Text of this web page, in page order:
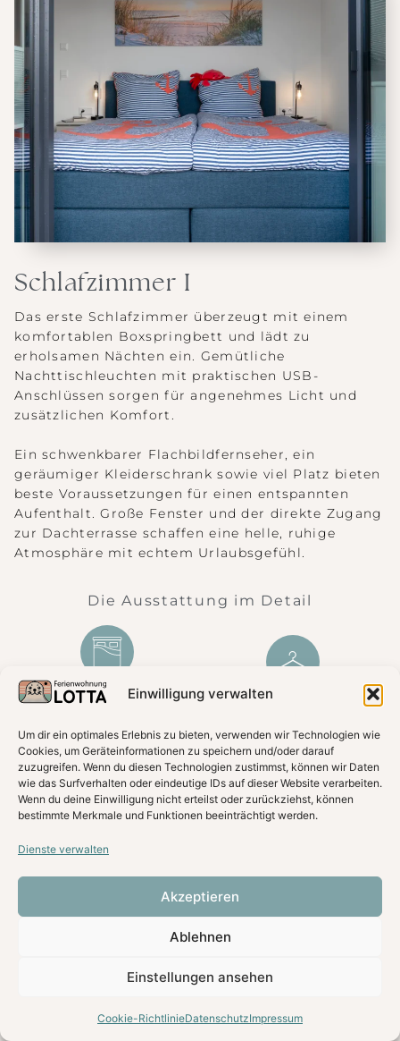
Einwilligung verwalten
Um dir ein optimales Erlebnis zu bieten, verwenden wir Technologien wie
Cookies, um Geräteinformationen zu speichern und/oder darauf
zuzugreifen. Wenn du diesen Technologien zustimmst, können wir Daten
wie das Surfverhalten oder eindeutige IDs auf dieser Website verarbeiten.
Wenn du deine Einwilligung nicht erteilst oder zurückziehst, können
bestimmte Merkmale und Funktionen beeinträchtigt werden.
Dienste verwalten
Akzeptieren
Ablehnen
Einstellungen ansehen
Cookie-RichtlinieDatenschutzImpressum
Schlafzimmer I
Das erste Schlafzimmer überzeugt mit einem
komfortablen Boxspringbett und lädt zu
erholsamen Nächten ein. Gemütliche
Nachttischleuchten mit praktischen USB-
Anschlüssen sorgen für angenehmes Licht und
zusätzlichen Komfort.
Ein schwenkbarer Flachbildfernseher, ein
geräumiger Kleiderschrank sowie viel Platz bieten
beste Voraussetzungen für einen entspannten
Aufenthalt. Große Fenster und der direkte Zugang
zur Dachterrasse schaffen eine helle, ruhige
Atmosphäre mit echtem Urlaubsgefühl.
Die Ausstattung im Detail
Boxspringbett
Smart-TV Nachttische
Lampen m. USB Zugang zur Dachterrasse
Whatsapp Buchen